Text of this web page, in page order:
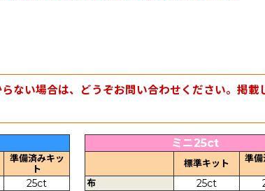
ない場合は、どうぞお問い合わせください。掲
準備済みキッ
ト
25ct
ミニ25ct
標準キット
準備
布
25ct